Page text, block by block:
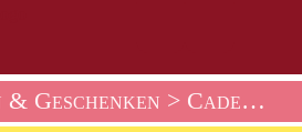
& Geschenken > Cadeauwauwauwauwauwinnaars